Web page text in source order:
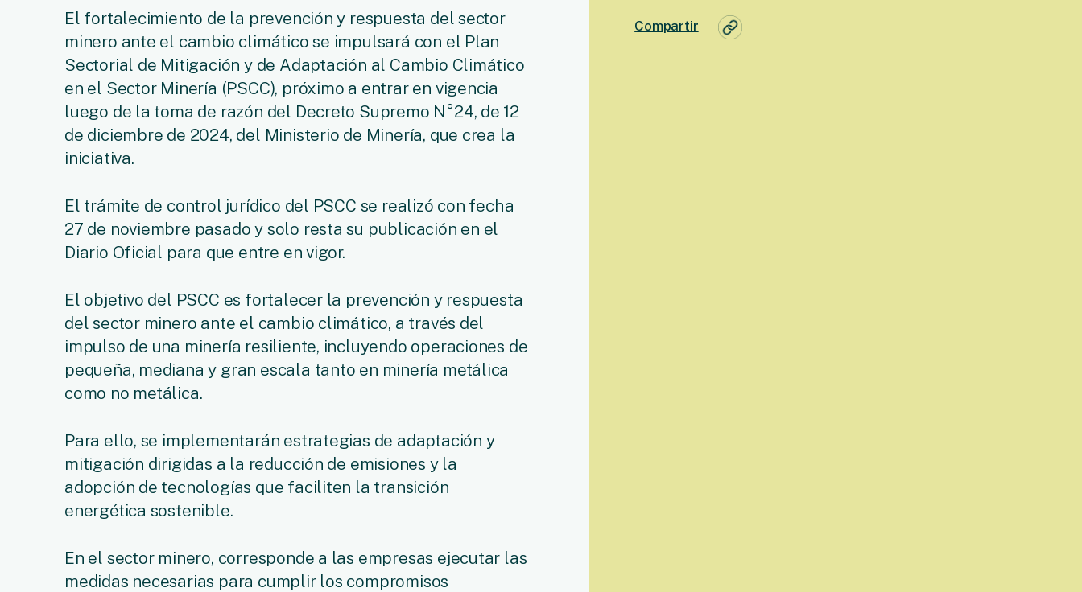
El fortalecimiento de la prevención y respuesta del sector
minero ante el cambio climático se impulsará con el Plan
Sectorial de Mitigación y de Adaptación al Cambio Climático
en el Sector Minería (PSCC), próximo a entrar en vigencia
luego de la toma de razón del Decreto Supremo N°24, de 12
de diciembre de 2024, del Ministerio de Minería, que crea la
iniciativa.
El trámite de control jurídico del PSCC se realizó con fecha
27 de noviembre pasado y solo resta su publicación en el
Diario Oficial para que entre en vigor.
El objetivo del PSCC es fortalecer la prevención y respuesta
del sector minero ante el cambio climático, a través del
impulso de una minería resiliente, incluyendo operaciones de
pequeña, mediana y gran escala tanto en minería metálica
como no metálica.
Para ello, se implementarán estrategias de adaptación y
mitigación dirigidas a la reducción de emisiones y la
adopción de tecnologías que faciliten la transición
energética sostenible.
En el sector minero, corresponde a las empresas ejecutar las
medidas necesarias para cumplir los compromisos
Compartir